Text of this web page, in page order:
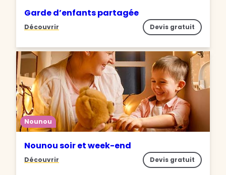
Garde d’enfants partagée
Découvrir Devis gratuit
Nounou
Nounou soir et week-end
Découvrir Devis gratuit